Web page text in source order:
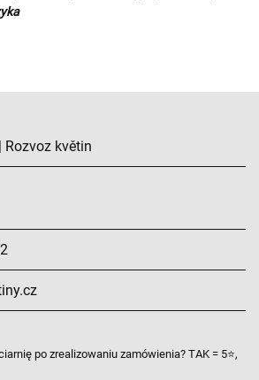
Rozvoz květin
po zrealizowaniu zamówienia? TAK = 5⭐,